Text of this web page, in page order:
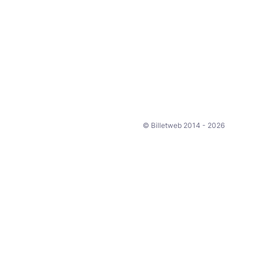
© Billetweb 2014 - 2026